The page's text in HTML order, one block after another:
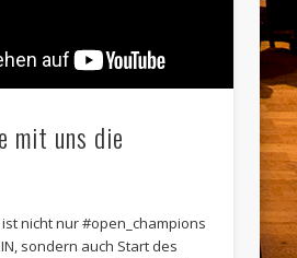
mit uns die
nicht nur #open_champions
sondern auch Start des